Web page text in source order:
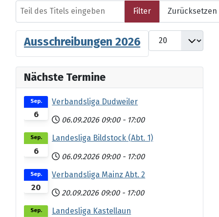
Teil des Titels eingeben
Filter Zurücksetzen
Anzeige #
Ausschreibungen 2026
Nächste Termine
6
Sep.
Verbandsliga Dudweiler
06.09.2026 09:00 - 17:00
6
Sep.
Landesliga Bildstock (Abt. 1)
06.09.2026 09:00 - 17:00
20
Sep.
Verbandsliga Mainz Abt. 2
20.09.2026 09:00 - 17:00
Sep.
Landesliga Kastellaun